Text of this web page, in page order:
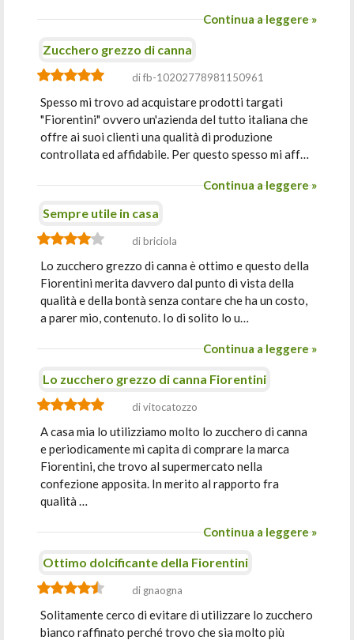
Continua a leggere »
Zucchero grezzo di canna
di fb-10202778981150961
Spesso mi trovo ad acquistare prodotti targati
"Fiorentini" ovvero un'azienda del tutto italiana che
offre ai suoi clienti una qualità di produzione
controllata ed affidabile. Per questo spesso mi aff…
Continua a leggere »
Sempre utile in casa
di briciola
Lo zucchero grezzo di canna è ottimo e questo della
Fiorentini merita davvero dal punto di vista della
qualità e della bontà senza contare che ha un costo,
a parer mio, contenuto. Io di solito lo u…
Continua a leggere »
Lo zucchero grezzo di canna Fiorentini
di vitocatozzo
A casa mia lo utilizziamo molto lo zucchero di canna
e periodicamente mi capita di comprare la marca
Fiorentini, che trovo al supermercato nella
confezione apposita. In merito al rapporto fra
qualità …
Continua a leggere »
Ottimo dolcificante della Fiorentini
di gnaogna
Solitamente cerco di evitare di utilizzare lo zucchero
bianco raffinato perché trovo che sia molto più